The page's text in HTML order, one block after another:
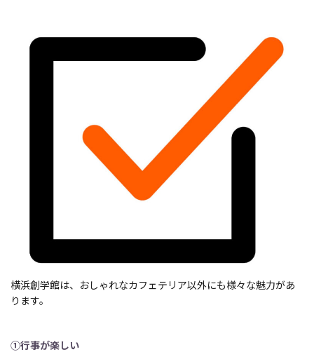
横浜創学館は、おしゃれなカフェテリア以外にも様々な魅力があ
ります。
①行事が楽しい